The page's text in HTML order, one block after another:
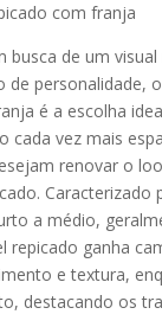
com franja
busca de um
de personalidade,
é a escolha
cada vez mais
renovar o
Caracterizado
a médio,
repicado ganha
e textura,
destacando os